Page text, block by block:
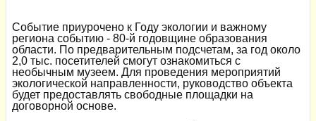
Событие приурочено к Году экологии и важному
региона событию - 80-й годовщине образования
области. По предварительным подсчетам, за год около
2,0 тыс. посетителей смогут ознакомиться с
необычным музеем. Для проведения мероприятий
экологической направленности, руководство объекта
будет предоставлять свободные площадки на
договорной основе.